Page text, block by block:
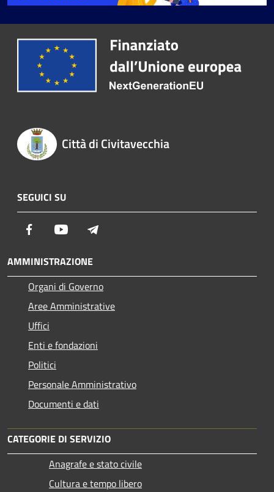
Città di Civitavecchia
SEGUICI SU
Facebook Youtube
AMMINISTRAZIONE
Organi di Governo
Aree Amministrative
Uffici
Enti e fondazioni
Politici
Personale Amministrativo
Documenti e dati
CATEGORIE DI SERVIZIO
Anagrafe e stato civile
Cultura e tempo libero